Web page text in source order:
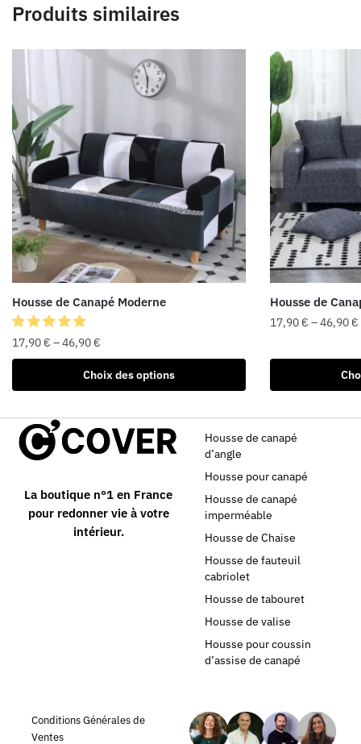
Produits similaires
Housse de Canapé Moderne
17,90€ –46,90€
Choix des options
Housse de
17,90€ –46,90€
La boutique n°1 en France
pour redonner vie à votre
intérieur.
Housse de canapé
d’angle
Housse pour canapé
Housse de canapé
imperméable
Housse de Chaise
Housse de fauteuil
cabriolet
Housse de tabouret
Housse de valise
Housse pour coussin
d’assise de canapé
Conditions Générales de
Ventes